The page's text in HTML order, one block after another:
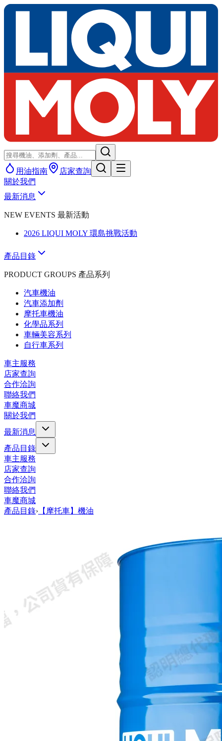
用油指南
店家查詢
關於我們
最新消息
NEW EVENTS 最新活動
2026 LIQUI MOLY 環島挑戰活動
產品目錄
PRODUCT GROUPS 產品系列
汽車機油
汽車添加劑
摩托車機油
化學品系列
車輛美容系列
自行車系列
車主服務
店家查詢
合作洽詢
聯絡我們
車魔商城
關於我們
最新消息
產品目錄
車主服務
店家查詢
合作洽詢
聯絡我們
車魔商城
產品目錄› 【摩托車】機油